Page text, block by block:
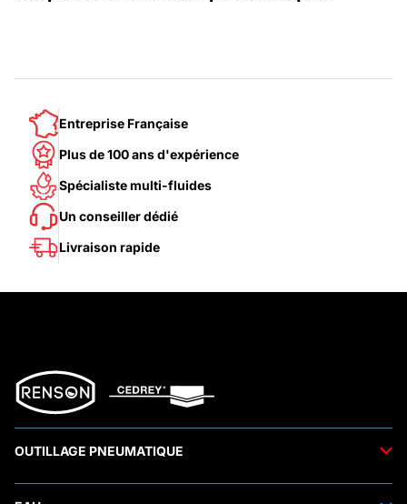
Entreprise Française
Plus de 100 ans d'expérience
Spécialiste multi-fluides
Un conseiller dédié
Livraison rapide
OUTILLAGE PNEUMATIQUE